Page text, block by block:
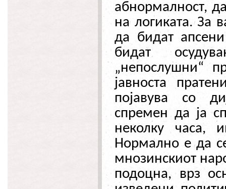
абнормалност,
на логиката. За
да бидат
бидат
„непослушни“
јавноста
појавува со
спремен да ја
неколку часа,
Нормално е да
мнозинскиот
подоцна, врз